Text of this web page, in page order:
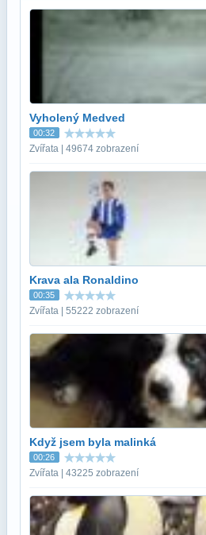
Vyholený Medved
00:32
Zvířata | 49674 zobrazení
Krava ala Ronaldino
00:35
Zvířata | 55222 zobrazení
Když jsem byla malinká
00:26
Zvířata | 43225 zobrazení